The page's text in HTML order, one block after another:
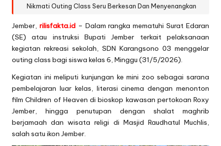
Nikmati Outing Class Seru Berkesan Dan Menyenangkan
Jember, rilisfakta.id– Dalam rangka mematuhi Surat Edaran
(SE) atau instruksi Bupati Jember terkait pelaksanaan
kegiatan rekreasi sekolah, SDN Karangsono 03 menggelar
outing class bagi siswa kelas 6, Minggu (31/5/2026).
Kegiatan ini meliputi kunjungan ke mini zoo sebagai sarana
pembelajaran luar kelas, literasi cinema dengan menonton
film Children of Heaven di bioskop kawasan pertokoan Roxy
Jember, hingga penutupan dengan shalat maghrib
berjamaah dan wisata religi di Masjid Raudhatul Muchlis,
salah satu ikon Jember.